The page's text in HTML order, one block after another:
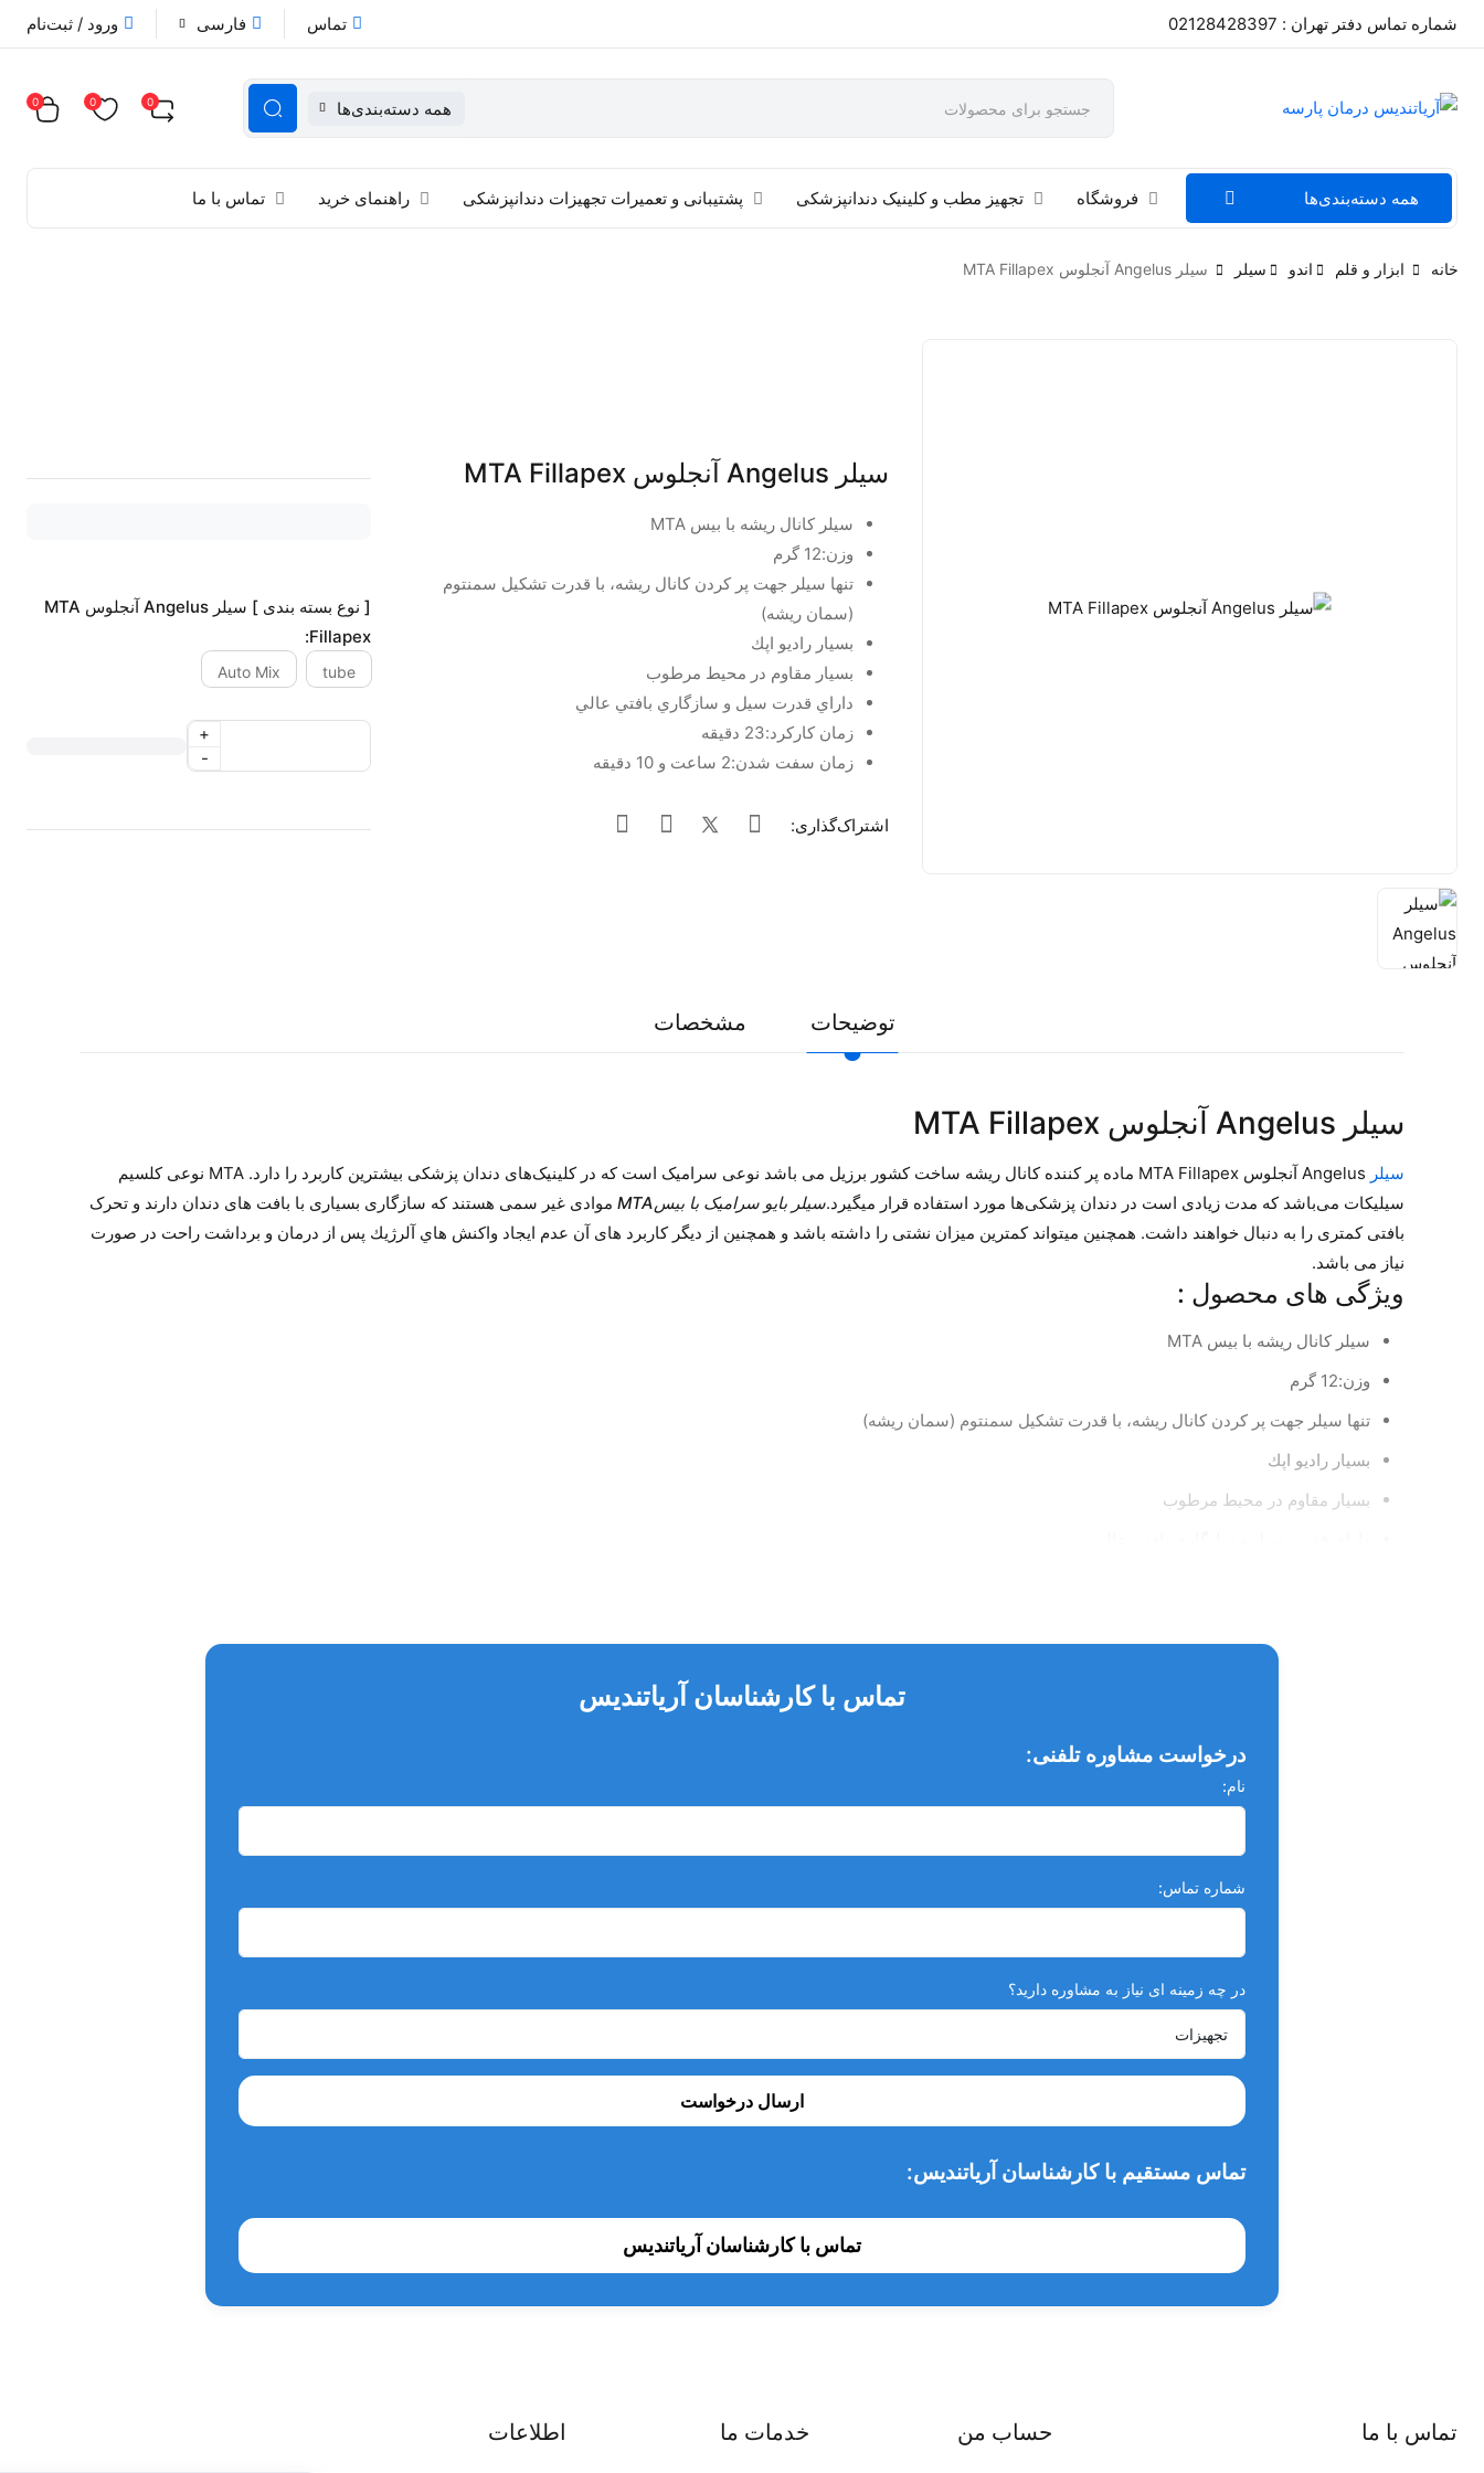
شماره تماس دفتر تهران : 02128428397 تماس فارسی ورود / ثبت‌نام
همه دسته‌بندی‌ها 0
0
0
همه دسته‌بندی‌ها فروشگاه تجهیز مطب و کلینیک دندانپزشکی پشتیبانی و تعمیرات تجهیزات دندانپزشکی راهنمای خرید تماس با ما
خانه ابزار و قلم اندو سیلر سیلر Angelus آنجلوس MTA Fillapex
سیلر Angelus آنجلوس MTA Fillapex
سيلر كانال ريشه با بيس MTA
وزن:12 گرم
تنها سيلر جهت پر كردن كانال ريشه، با قدرت تشكيل سمنتوم
(سمان ريشه)
بسيار راديو اپك
بسيار مقاوم در محيط مرطوب
داراي قدرت سيل و سازگاري بافتي عالي
زمان كاركرد:23 دقيقه
زمان سفت شدن:2 ساعت و 10 دقيقه
اشتراک‌گذاری:
[ نوع بسته بندی ] سیلر Angelus آنجلوس MTA
Fillapex:
tube
Auto Mix
-
+
توضیحات مشخصات
سیلر Angelus آنجلوس MTA Fillapex
سیلر
Angelus آنجلوس MTA Fillapex ماده پر کننده کانال ریشه ساخت کشور برزیل می باشد نوعی سرامیک است که در کلینیک‌های دندان پزشکی بیشترین کاربرد را دارد. MTA نوعی کلسیم
سیلیکات می‌باشد که مدت‌ زیادی است در دندان پزشکی‌ها مورد استفاده قرار می­گیرد.سیلر بایو سرامیک با بیسMTA
موادی غیر سمی هستند که سازگاری بسیاری با بافت­ های دندان دارند و تحرک
بافتی کمتری را به دنبال خواهند داشت. همچنین می­تواند کمترین میزان نشتی را داشته باشد و همچنین از دیگر کاربرد های آن عدم ايجاد واكنش هاي آلرژيك پس از درمان و برداشت راحت در صورت
نياز می باشد.
ویژگی های محصول :
سيلر كانال ريشه با بيس MTA
وزن:12 گرم
تنها سيلر جهت پر كردن كانال ريشه، با قدرت تشكيل سمنتوم (سمان ريشه)
بسيار راديو اپك
بسيار مقاوم در محيط مرطوب
تماس با کارشناسان آریاتندیس
درخواست مشاوره تلفنی:
نام:
شماره تماس:
در چه زمینه ای نیاز به مشاوره دارید؟
ارسال درخواست
تماس مستقیم با کارشناسان آریاتندیس:
تماس با کارشناسان آریاتندیس
تماس با ما حساب من خدمات ما اطلاعات